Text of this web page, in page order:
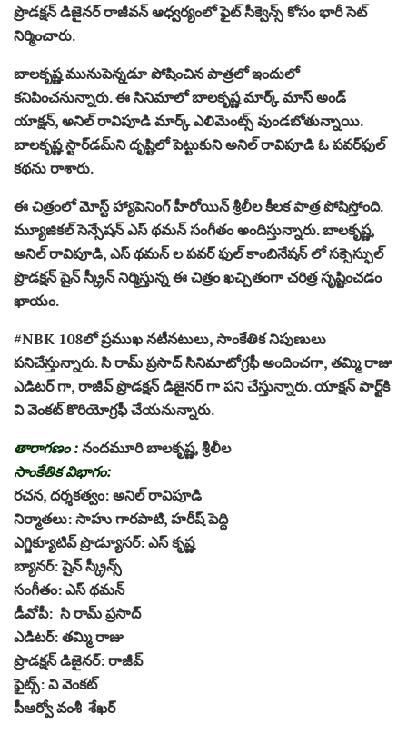
ప్రొడక్షన్ డిజైనర్ రాజీవన్ ఆధ్వర్యంలో ఫైట్ సీక్వెన్స్ కోసం భారీ సెట్
నిర్మించారు.
బాలకృష్ణ మునుపెన్నడూ పోషించిన పాత్రలో ఇందులో
కనిపించనున్నారు. ఈ సినిమాలో బాలకృష్ణ మార్క్ మాస్ అండ్
యాక్షన్, అనిల్ రావిపూడి మార్క్ ఎలిమెంట్స్ వుండబోతున్నాయి.
బాలకృష్ణ స్టార్‌డమ్‌ని దృష్టిలో పెట్టుకుని అనిల్ రావిపూడి ఓ పవర్‌ఫుల్
కథను రాశారు.
ఈ చిత్రంలో మోస్ట్ హ్యాపెనింగ్ హీరోయిన్ శ్రీలీల కీలక పాత్ర పోషిస్తోంది.
మ్యూజికల్ సెన్సేషన్ ఎస్ థమన్ సంగీతం అందిస్తున్నారు. బాలకృష్ణ,
అనిల్ రావిపూడి, ఎస్ థమన్ ల పవర్ ఫుల్ కాంబినేషన్ లో సక్సెస్ఫుల్
ప్రొడక్షన్ షైన్ స్క్రీన్‌ నిర్మిస్తున్న ఈ చిత్రం ఖచ్చితంగా చరిత్ర సృష్టించడం
ఖాయం.
#NBK 108లో ప్రముఖ నటీనటులు, సాంకేతిక నిపుణులు
పనిచేస్తున్నారు. సి రామ్ ప్రసాద్ సినిమాటోగ్రఫీ అందించగా, తమ్మి రాజు
ఎడిటర్ గా, రాజీవ్ ప్రొడక్షన్ డిజైనర్ గా పని చేస్తున్నారు. యాక్షన్‌ పార్ట్‌కి
వి వెంకట్‌ కొరియోగ్రఫీ చేయనున్నారు.
తారాగణం :నందమూరి బాలకృష్ణ, శ్రీలీల
సాంకేతిక విభాగం:
రచన, దర్శకత్వం: అనిల్ రావిపూడి
నిర్మాతలు: సాహు గారపాటి, హరీష్ పెద్ది
ఎగ్జిక్యూటివ్ ప్రొడ్యూసర్: ఎస్ కృష్ణ
బ్యానర్: షైన్ స్క్రీన్స్
సంగీతం: ఎస్ థమన్
డీవోపీ: సి రామ్ ప్రసాద్
ఎడిటర్: తమ్మి రాజు
ప్రొడక్షన్ డిజైనర్: రాజీవ్
ఫైట్స్: వి వెంకట్
పీఆర్వో వంశీ-శేఖర్